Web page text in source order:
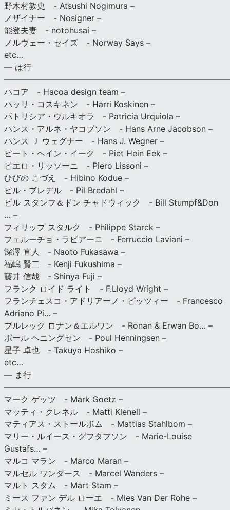
野木村敦史 - Atsushi Nogimura –
ノザイナー - Nosigner –
能登夫妻 - notohusai –
ノルウェー・セイズ - Norway Says –
etc…
— は行
ハコア - Hacoa design team –
ハッリ・コスキネン - Harri Koskinen –
パトリシア・ウルキオラ - Patricia Urquiola –
ハンス・アルネ・ヤコブソン - Hans Arne Jacobson –
ハンス Ｊ ウェグナー - Hans J. Wegner –
ピート・ヘイン・イーク - Piet Hein Eek –
ピエロ・リッソーニ - Piero Lissoni –
ひびの こづえ - Hibino Kodue –
ピル・ブレデル - Pil Bredahl –
ビル スタンフ＆ドン チャドウィック - Bill Stumpf&Don
… –
フィリップ スタルク - Philippe Starck –
フェルーチョ・ラビアーニ - Ferruccio Laviani –
深澤 直人 - Naoto Fukasawa –
福嶋 賢二 - Kenji Fukushima –
藤井 信哉 - Shinya Fuji –
フランク ロイド ライト - F.Lloyd Wright –
フランチェスコ・アドリアーノ・ピッツィー - Francesco
Adriano Pi… –
ブルレック ロナン＆エルワン - Ronan & Erwan Bo… –
ポール ヘニングセン - Poul Henningsen –
星子 卓也 - Takuya Hoshiko –
etc…
— ま行
マーク ゲッツ - Mark Goetz –
マッティ・クレネル - Matti Klenell –
マティアス・ストールボム - Mattias Stahlbom –
マリー・ルイース・グフタフソン - Marie-Louise
Gustafs… –
マルコ マラン - Marco Maran –
マルセル ワンダース - Marcel Wanders –
マルト スタム - Mart Stam –
ミース ファン デル ローエ - Mies Van Der Rohe –